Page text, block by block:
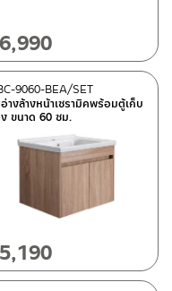
6,990
างล้างหน้าเซรามิคพร้อมตู้เก็บ
ขนาด 60 ซม.
9060-BEA/SET
5,190